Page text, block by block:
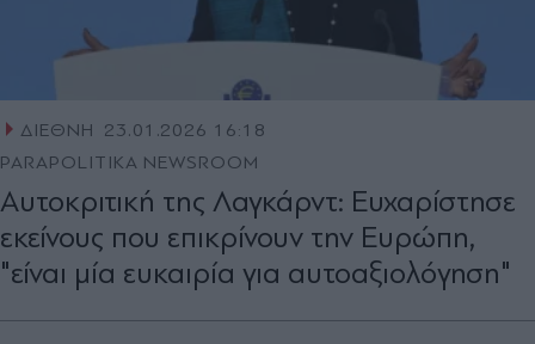
ΔΙΕΘΝΗ
23.01.2026 16:18
PARAPOLITIKA NEWSROOM
Αυτοκριτική της Λαγκάρντ: Eυχαρίστησε
εκείνους που επικρίνουν την Ευρώπη,
"είναι μία ευκαιρία για αυτοαξιολόγηση"